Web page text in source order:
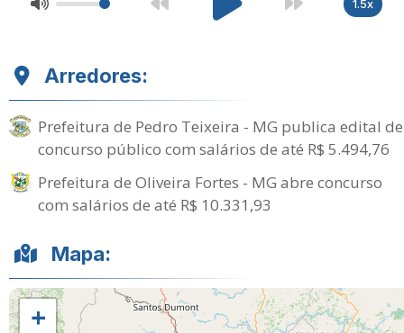
1.5x
Arredores:
Prefeitura de Pedro Teixeira - MG publica edital de
concurso público com salários de até R$ 5.494,76
Prefeitura de Oliveira Fortes - MG abre concurso
com salários de até R$ 10.331,93
Mapa:
+